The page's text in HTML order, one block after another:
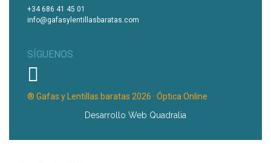
+34 686 41 45 01
info@gafasylentillasbaratas.com
SÍGUENOS
® Gafas y Lentillas baratas 2026 · Óptica Online
Desarrollo Web Quadralia